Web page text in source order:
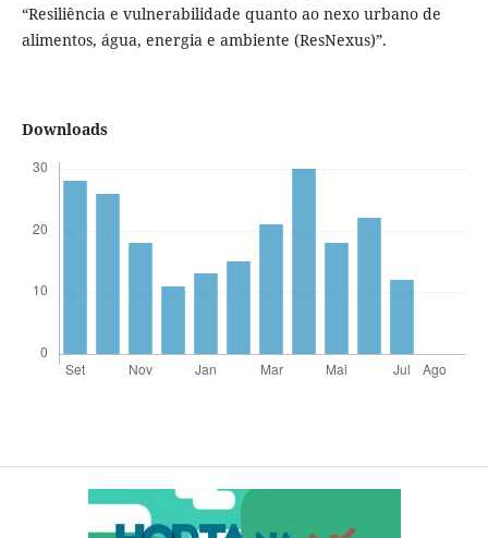
“Resiliência e vulnerabilidade quanto ao nexo urbano de
alimentos, água, energia e ambiente (ResNexus)”.
Downloads